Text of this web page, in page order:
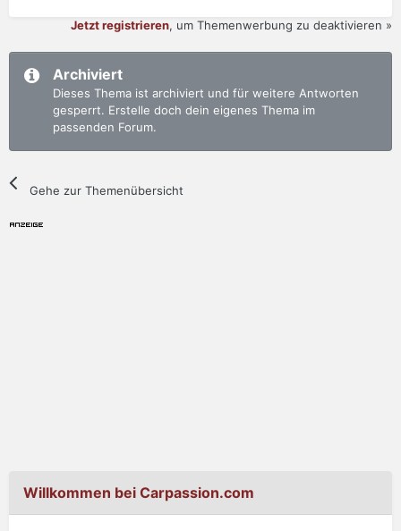
Jetzt registrieren, um Themenwerbung zu deaktivieren »
Archiviert
Dieses Thema ist archiviert und für weitere Antworten
gesperrt. Erstelle doch dein eigenes Thema im
passenden Forum.
Gehe zur Themenübersicht
Willkommen bei Carpassion.com